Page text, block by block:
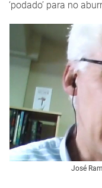
‘podado’ para no
José